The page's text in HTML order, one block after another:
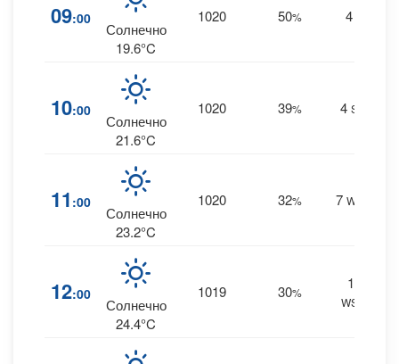
09:00
Солнечно
19.6°C
1020 50% 4
10:00
Солнечно
21.6°C
1020 39% 4 SW
11 :00
Солнечно
23.2°C
1020 32% 7 WSW
12:00
Солнечно
24.4°C
1019 30%
10
WSW